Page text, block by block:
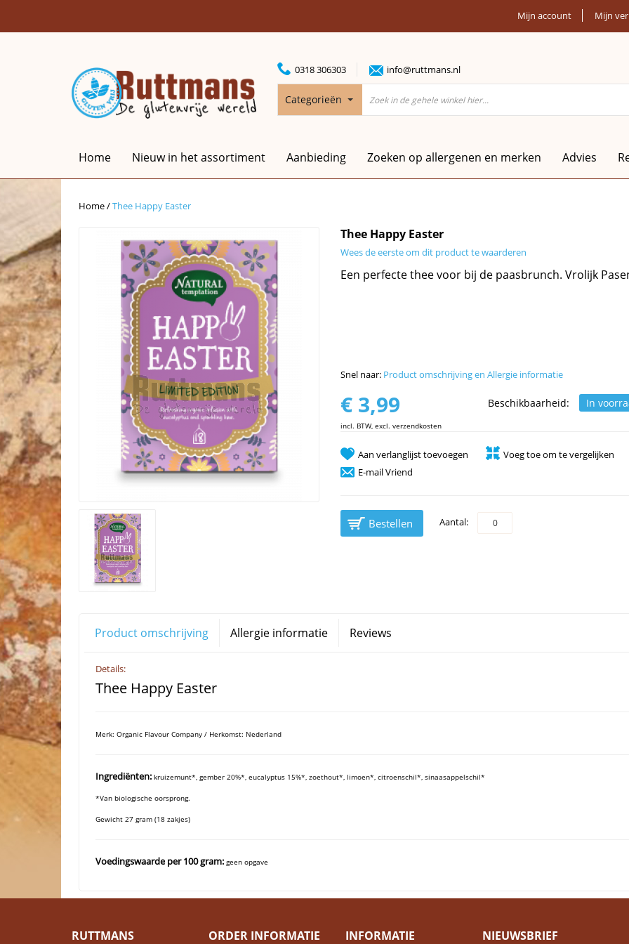
Mijn account Mijn
0318 306303 info@ruttmans.nl
Categorieën
Home Nieuw in het assortiment Aanbieding Zoeken op allergenen en merken Advies
Home/Thee Happy Easter
Thee Happy Easter
Wees de eerste om dit product te waarderen
Een perfecte thee voor bij de paasbrunch. Vrolijk
Snel naar: Product omschrijving en Allergie informatie
Beschikbaarheid: In
€ 3,99
incl. BTW, excl. verzendkosten
Aan verlanglijst toevoegen
Voeg toe om te vergelijken
E-mail Vriend
Bestellen Aantal:
Product omschrijving Allergie informatie Reviews
Details:
Thee Happy Easter
Merk: Organic Flavour Company / Herkomst: Nederland
Ingrediënten: kruizemunt*, gember 20%*, eucalyptus 15%*, zoethout*, limoen*, citroenschil*, sinaasappelschil*
*Van biologische oorsprong.
Gewicht 27 gram (18 zakjes)
Voedingswaarde per 100 gram: geen opgave
RUTTMANS ORDER INFORMATIE INFORMATIE NIEUWSBRIEF